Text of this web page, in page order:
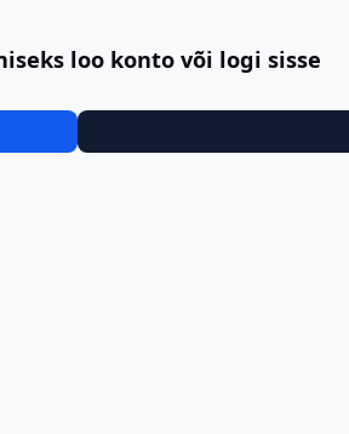
loo konto või logi sisse